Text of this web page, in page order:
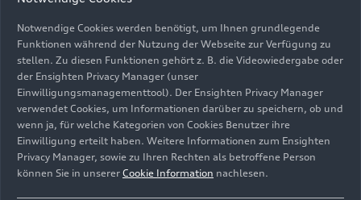
Audi Klassik Open Air im Klenzepark: Französischer
Abend mit der Audi Bläserphilharmonie
Bild-Nr: A242873 · Copyright: AUDI AG
Rechte: Verwendung für Pressezwecke honorarfrei
Notwendige Cookies werden benötigt, um Ihnen grundlegende
Funktionen während der Nutzung der Webseite zur Verfügung zu
stellen. Zu diesen Funktionen gehört z. B. die Videowiedergabe oder
der Ensighten Privacy Manager (unser
Einwilligungsmanagementtool). Der Ensighten Privacy Manager
verwendet Cookies, um Informationen darüber zu speichern, ob und
wenn ja, für welche Kategorien von Cookies Benutzer ihre
Einwilligung erteilt haben. Weitere Informationen zum Ensighten
Privacy Manager, sowie zu Ihren Rechten als betroffene Person
können Sie in unserer Cookie Information nachlesen.